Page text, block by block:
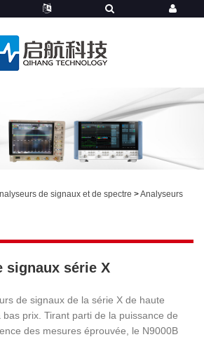
de signaux et de spectre >Analyseurs
signaux série X
de signaux de la série X de haute
prix. Tirant parti de la puissance de
des mesures éprouvée, le N9000B